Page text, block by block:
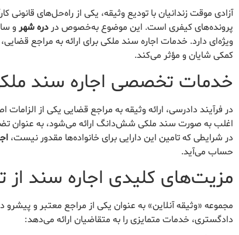
آزادی موقت زندانیان با تودیع وثیقه، یکی از راه‌حل‌های
پرونده‌های کیفری است. این موضوع به‌خصوص در دره شهرو
ویژه‌ای دارد. خدمات اجاره سند ملکی برای ارائه به مراجع
کمکی شایان و مؤثر می‌کند.
خدمات تخصصی اجاره سند ملکی
در فرآیند دادرسی، ارائه وثیقه به مراجع قضایی یکی از
اغلب به صورت سند ملکی شش‌دانگ ارائه می‌شود، به عنوان
در شرایطی که تامین این دارایی برای خانواده‌ها مقدور نیست،
حساب می‌آید.
مزیت‌های کلیدی اجاره سند از
مجموعه «وثیقه آنلاین» به عنوان یکی از مراجع معتبر و
دادگستری، خدمات متمایزی را به متقاضیان ارائه می‌دهد: